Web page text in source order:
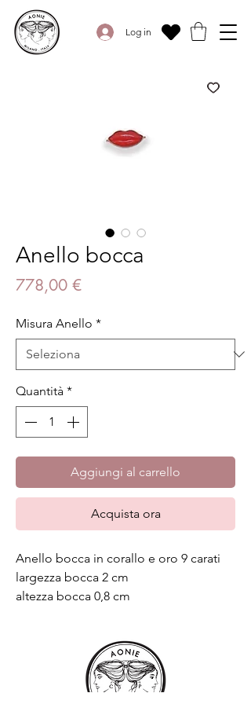
Log in
Anello bocca
778,00 €Prezzo
Misura Anello *
Quantità *
Aggiungi al carrello
Acquista ora
Anello bocca in corallo e oro 9 carati
largezza bocca 2 cm
altezza bocca 0,8 cm